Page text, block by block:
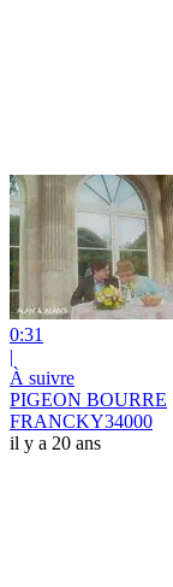
0:31
|
À suivre
PIGEON BOURRE
FRANCKY34000
il y a 20 ans